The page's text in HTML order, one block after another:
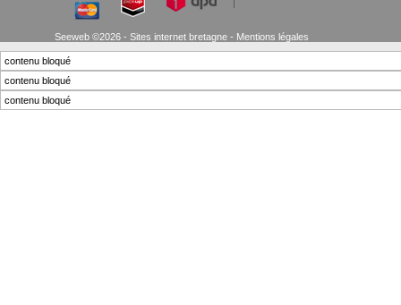
Seeweb ©2026 - Sites internet bretagne - Mentions légales
contenu bloqué
contenu bloqué
contenu bloqué